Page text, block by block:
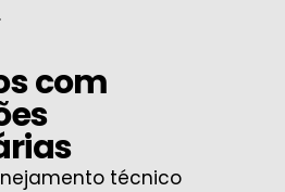
com
técnico